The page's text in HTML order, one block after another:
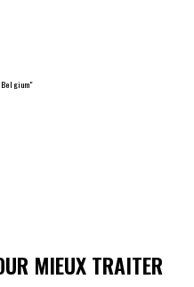
Belgium"
MIEUX TRAITER